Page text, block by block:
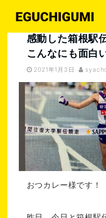
江口組４代目
感動した箱根駅
こんなにも面白
2021年1月3日
おつカレー様です！